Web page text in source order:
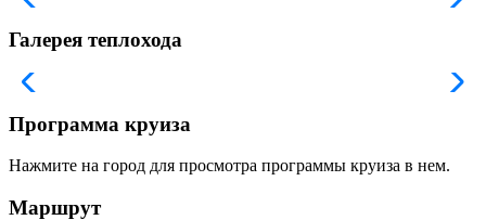
Галерея теплохода
Программа круиза
Нажмите на город для просмотра программы круиза в нем.
Маршрут